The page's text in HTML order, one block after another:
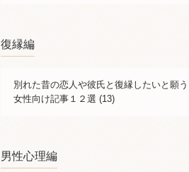
復縁編
別れた昔の恋人や彼氏と復縁したいと願う
女性向け記事１２選 (13)
男性心理編